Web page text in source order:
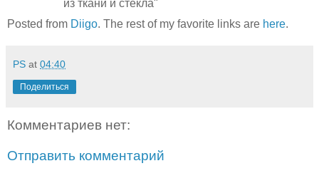
из ткани и стекла"
Posted from Diigo. The rest of my favorite links are here.
PS at 04:40
Поделиться
Комментариев нет:
Отправить комментарий